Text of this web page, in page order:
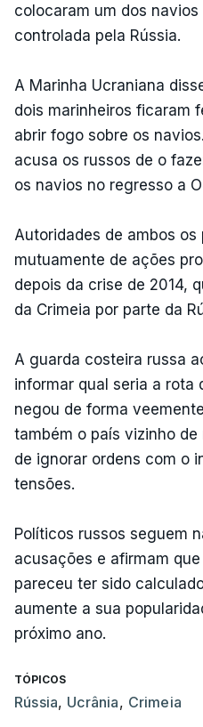
colocaram um dos
controlada pela Rússia.
A Marinha Ucraniana
dois marinheiros ficaram
abrir fogo sobre os
acusa os russos de o
os navios no regresso a
Autoridades de ambos
mutuamente de ações
depois da crise de 2014,
da Crimeia por parte da
A guarda costeira russa
informar qual seria a rota
negou de forma
também o país vizinho
de ignorar ordens com o
tensões.
Políticos russos seguem
acusações e afirmam
pareceu ter sido
aumente a sua
próximo ano.
TÓPICOS
Rússia, Ucrânia, Crimeia